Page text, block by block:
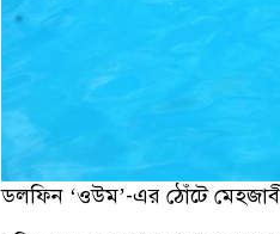
ডলফিন ‘ওউম’-এর ঠোঁটে